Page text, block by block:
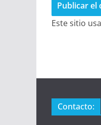
Este sitio
Contacto: